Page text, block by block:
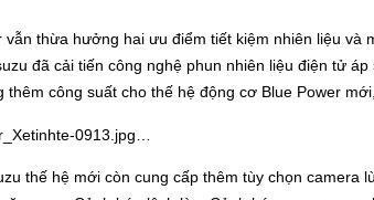
thừa hưởng hai ưu điểm tiết kiệm nhiên liệu và
đã cải tiến công nghệ phun nhiên liệu điện tử
thêm công suất cho thế hệ động cơ Blue Power
thế hệ mới còn cung cấp thêm tùy chọn camera